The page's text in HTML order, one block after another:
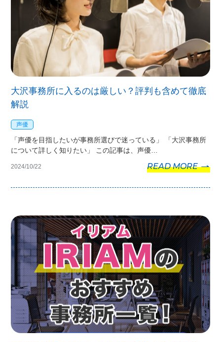
大沢事務所に入るのは厳しい？評判も含めて徹底
解説
声優
「声優を目指したいが事務所選びで迷っている」 「大沢事務所
について詳しく知りたい」 この記事は、声優…
2024/10/22 READ MORE